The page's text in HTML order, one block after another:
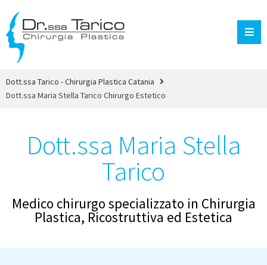
Dott.ssa Tarico - Chirurgia Plastica Catania
Dott.ssa Maria Stella Tarico Chirurgo Estetico
Dott.ssa Maria Stella
Tarico
Medico chirurgo specializzato in Chirurgia
Plastica, Ricostruttiva ed Estetica